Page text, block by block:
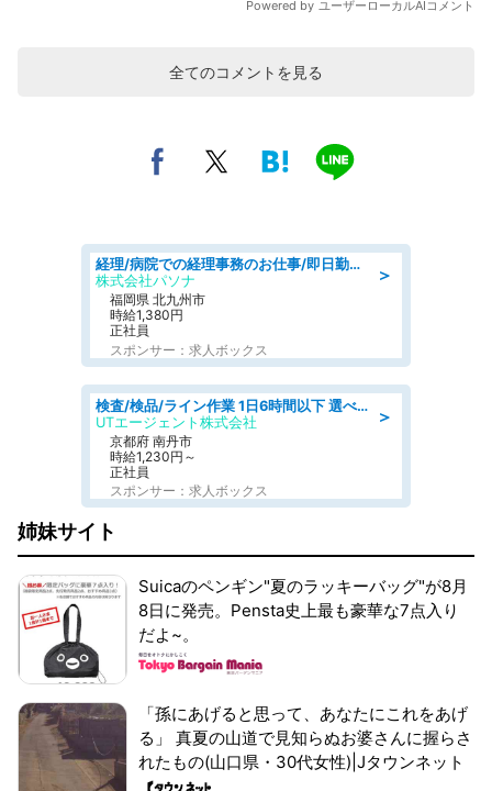
全てのコメントを見る
＞
経理/病院での経理事務のお仕事/即日勤務可/車通勤可/経理/一般事務
株式会社パソナ
福岡県 北九州市
時給1,380円
正社員
スポンサー：求人ボックス
＞
検査/検品/ライン作業 1日6時間以下 選べる勤務時間 土日祝休 明るい髪色OK
UTエージェント株式会社
京都府 南丹市
時給1,230円～
正社員
スポンサー：求人ボックス
姉妹サイト
Suicaのペンギン"夏のラッキーバッグ"が8月
8日に発売。Pensta史上最も豪華な7点入り
だよ~。
「孫にあげると思って、あなたにこれをあげ
る」 真夏の山道で見知らぬお婆さんに握らさ
れたもの(山口県・30代女性)|Jタウンネット